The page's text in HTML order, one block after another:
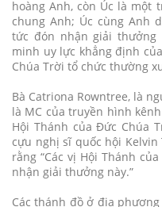
hoàng Anh, còn Úc là một
chung Anh; Úc cùng Anh
tức đón nhận giải
minh uy lực khẳng định
Chúa Trời tổ chức thường
Bà Catriona Rowntree, là
là MC của truyền hình
Hội Thánh của Đức Chúa
cựu nghị sĩ quốc hội
rằng “Các vị Hội Thánh
nhận giải thưởng này.”
Các thánh đồ ở địa